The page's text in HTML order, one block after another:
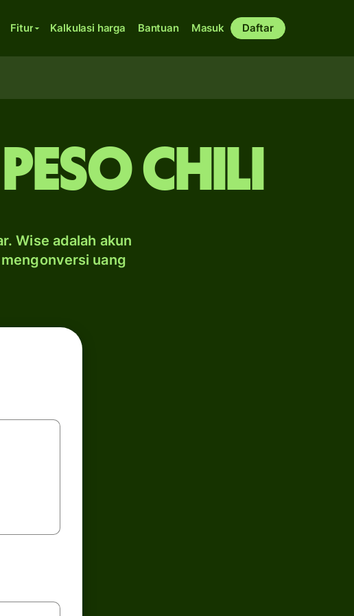
Fitur Kalkulasi harga Bantuan Masuk Daftar
Chili
Wise adalah akun
uang